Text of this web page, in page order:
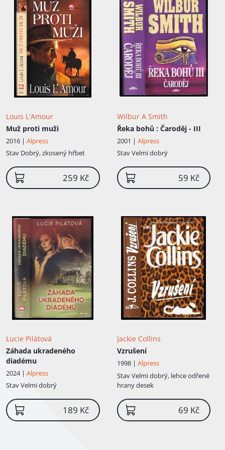
Louis L'Amour
Muž proti muži
2016 | Alpress
Stav Dobrý, zkosený hřbet
259 Kč
Wilbur A Smith
Řeka bohů : Čaroděj - III
2001 | Alpress
StavVelmi dobrý
59 Kč
Lucie Pilátová
Záhada ukradeného
diadému
2024 | Alpress
StavVelmi dobrý
189 Kč
Jackie Collins
Vzrušení
1998 | Alpress
StavVelmi dobrý, lehce odřené
hrany desek
69 Kč